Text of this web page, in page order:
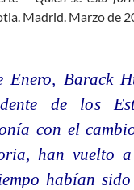
Madrid. Marzo de
Barack
de los
con el
han vuelto
habían